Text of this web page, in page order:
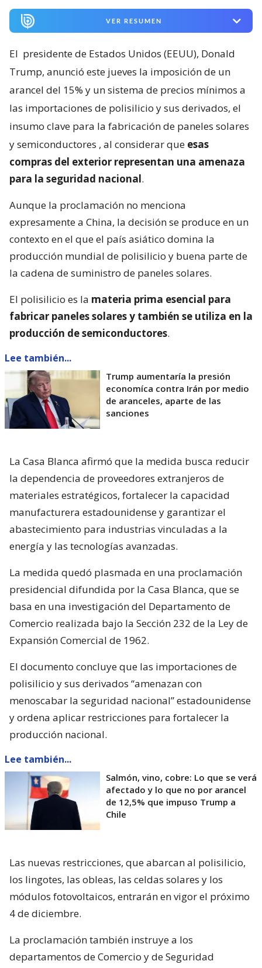
VER RESUMEN
El presidente de Estados Unidos (EEUU), Donald
Trump, anunció este jueves la imposición de un
arancel del 15% y un sistema de precios mínimos a
las importaciones de polisilicio y sus derivados, el
insumo clave para la fabricación de paneles solares
y semiconductores , al considerar que esas
compras del exterior representan una amenaza
para la seguridad nacional.
Aunque la proclamación no menciona
expresamente a China, la decisión se produce en un
contexto en el que el país asiático domina la
producción mundial de polisilicio y buena parte de
la cadena de suministro de paneles solares.
El polisilicio es la materia prima esencial para
fabricar paneles solares y también se utiliza en la
producción de semiconductores.
Lee también...
Trump aumentaría la presión
economíca contra Irán por medio
de aranceles, aparte de las
sanciones
La Casa Blanca afirmó que la medida busca reducir
la dependencia de proveedores extranjeros de
materiales estratégicos, fortalecer la capacidad
manufacturera estadounidense y garantizar el
abastecimiento para industrias vinculadas a la
energía y las tecnologías avanzadas.
La medida quedó plasmada en una proclamación
presidencial difundida por la Casa Blanca, que se
basa en una investigación del Departamento de
Comercio realizada bajo la Sección 232 de la Ley de
Expansión Comercial de 1962.
El documento concluye que las importaciones de
polisilicio y sus derivados “amenazan con
menoscabar la seguridad nacional” estadounidense
y ordena aplicar restricciones para fortalecer la
producción nacional.
Lee también...
Salmón, vino, cobre: Lo que se verá
afectado y lo que no por arancel
de 12,5% que impuso Trump a
Chile
Las nuevas restricciones, que abarcan al polisilicio,
los lingotes, las obleas, las celdas solares y los
módulos fotovoltaicos, entrarán en vigor el próximo
4 de diciembre.
La proclamación también instruye a los
departamentos de Comercio y de Seguridad